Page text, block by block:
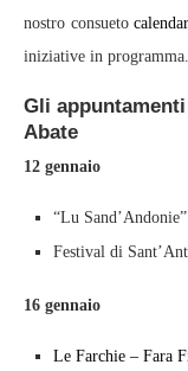
nostro consueto
iniziative in programma.
Gli
Abate
12 gennaio
“Lu
Festival di
16 gennaio
Le Farchie – Fara